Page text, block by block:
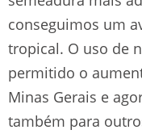
conseguimos um
tropical. O uso de
permitido o
Minas Gerais e
também para